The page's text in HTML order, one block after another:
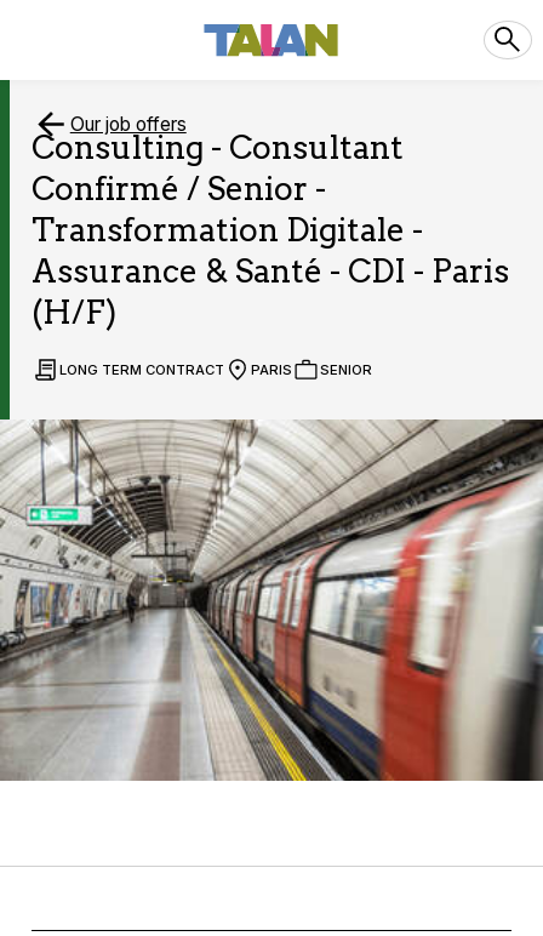
Our job offers
Consulting - Consultant
Confirmé / Senior -
Transformation Digitale -
Assurance & Santé - CDI - Paris
(H/F)
LONG TERM CONTRACT PARIS SENIOR